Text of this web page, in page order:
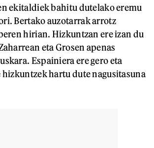
ekitaldiek bahitu dutelako eremu
Bertako auzotarrak arrotz
hirian. Hizkuntzan ere izan du
eta Grosen apenas
Espainiera ere gero eta
hizkuntzek hartu dute nagusitasuna